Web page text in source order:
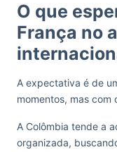
O que
França no
A expectativa é de
momentos, mas
A Colômbia tende a
organizada,